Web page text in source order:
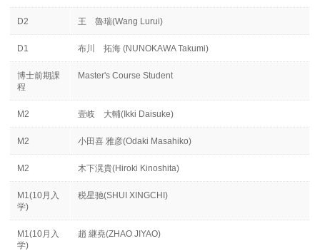
D2 王 魯瑞(Wang Lurui)
D1 布川 拓海 (NUNOKAWA Takumi)
博士前期課
程
Master's Course Student
M2 壹岐 大輔(Ikki Daisuke)
M2 小田喜 雅彦(Odaki Masahiko)
M2 木下滉貴(Hiroki Kinoshita)
M1(10月入
学)
税星驰(SHUI XINGCHI)
M1(10月入
学)
趙 継堯(ZHAO JIYAO)